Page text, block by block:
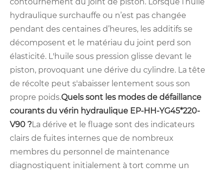
hydraulique surchauffe ou n’est pas changée
pendant des centaines d’heures, les additifs se
décomposent et le matériau du joint perd son
élasticité. L'huile sous pression glisse devant le
piston, provoquant une dérive du cylindre. La tête
de récolte peut s'abaisser lentement sous son
propre poids.Quels sont les modes de défaillance
courants du vérin hydraulique EP-HH-YG45*220-
V90 ?La dérive et le fluage sont des indicateurs
clairs de fuites internes que de nombreux
membres du personnel de maintenance
diagnostiquent initialement à tort comme un